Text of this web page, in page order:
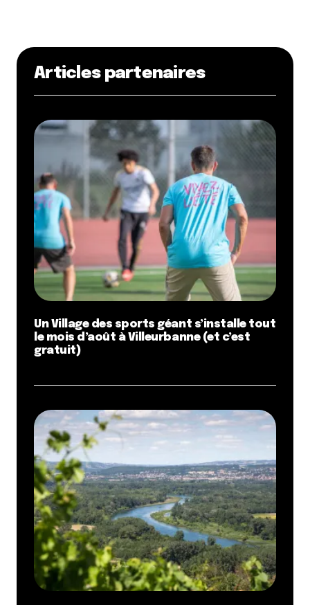
Articles partenaires
Un Village des sports géant s’installe tout
le mois d’août à Villeurbanne (et c’est
gratuit)